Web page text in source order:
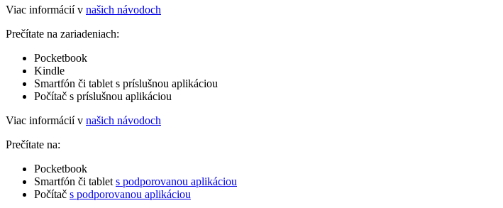
Viac informácií v našich návodoch
Prečítate na zariadeniach:
Pocketbook
Kindle
Smartfón či tablet s príslušnou aplikáciou
Počítač s príslušnou aplikáciou
Viac informácií v našich návodoch
Prečítate na:
Pocketbook
Smartfón či tablet s podporovanou aplikáciou
Počítač s podporovanou aplikáciou